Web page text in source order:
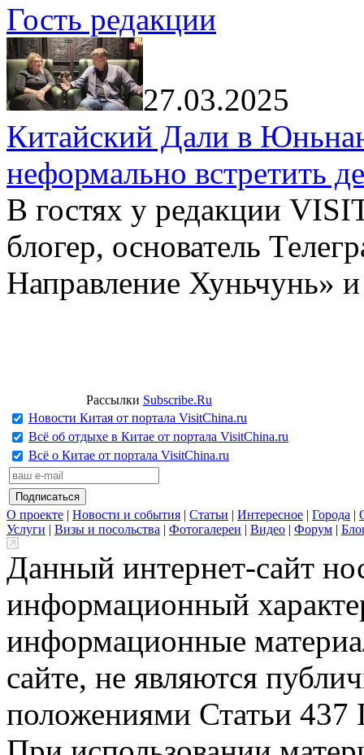
Гость редакции
27.03.2025
Китайский Дали в
неформально встретить
В гостях у редакции
блогер, основатель
Направление Хуньчунь»
Рассылки Subscribe.Ru
Новости Китая от портала VisitChina.ru
Всё об отдыхе в Китае от портала VisitChina.ru
Всё о Китае от портала VisitChina.ru
О проекте | Новости и события | Статьи | Интересное | Города |
Услуги | Визы и посольства | Фотогалереи | Видео | Форум |
Данный интернет-сайт
информационный
информационные
сайте, не являются
положениями Статьи 437